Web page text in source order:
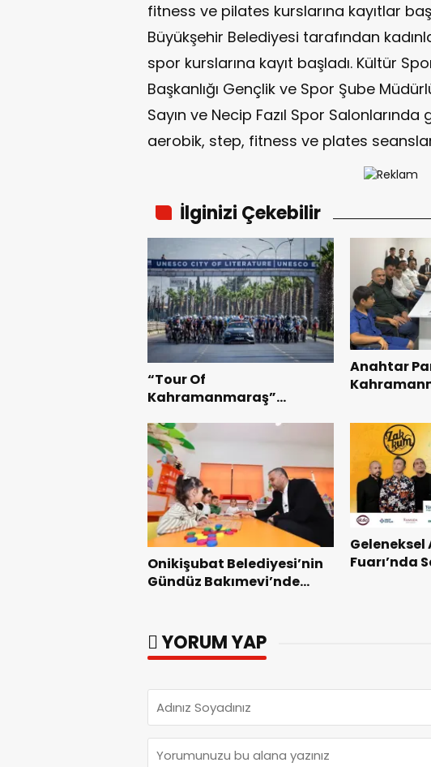
fitness ve pilates kurslarına kayıtlar
Büyükşehir Belediyesi tarafından
spor kurslarına kayıt başladı. Kültür
Başkanlığı Gençlik ve Spor Şube
Sayın ve Necip Fazıl Spor
aerobik, step, fitness ve plates
İlginizi Çekebilir
“Tour Of
Kahramanmaraş”
Turnuvası Tamamlandı.
Anahtar
Teşkilatı
Onikişubat Belediyesi’nin
Gündüz Bakımevi’nde
Geleneksel
Fuarı’nda
YORUM YAP